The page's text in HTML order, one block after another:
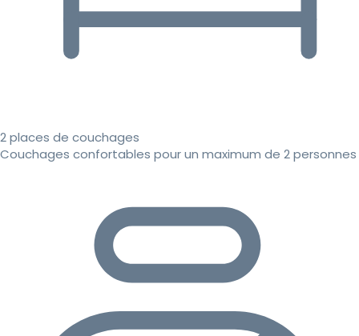
2 places de couchages
Couchages confortables pour un maximum de 2 personnes